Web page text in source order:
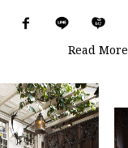
Read More